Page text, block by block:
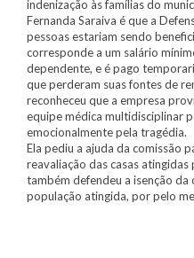
indenização às famílias do
Fernanda Saraiva é que a
pessoas estariam sendo
corresponde a um salário
dependente, e é pago
que perderam suas fontes de
reconheceu que a empresa
equipe médica multidisciplinar
emocionalmente pela tragédia.
Ela pediu a ajuda da comissão
reavaliação das casas
também defendeu a isenção da
população atingida, por pelo